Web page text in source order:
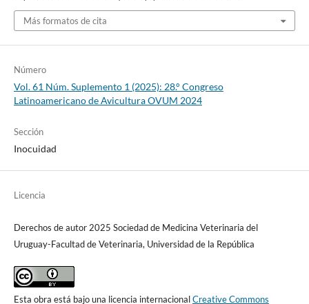
Más formatos de cita
Número
Vol. 61 Núm. Suplemento 1 (2025): 28.° Congreso
Latinoamericano de Avicultura OVUM 2024
Sección
Inocuidad
Licencia
Derechos de autor 2025 Sociedad de Medicina Veterinaria del
Uruguay-Facultad de Veterinaria, Universidad de la República
Esta obra está bajo una licencia internacionalCreative Commons